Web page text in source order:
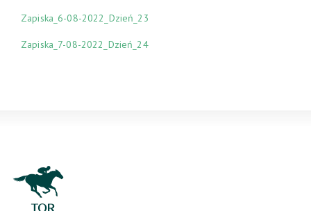
Zapiska_6-08-2022_Dzień_23
Zapiska_7-08-2022_Dzień_24